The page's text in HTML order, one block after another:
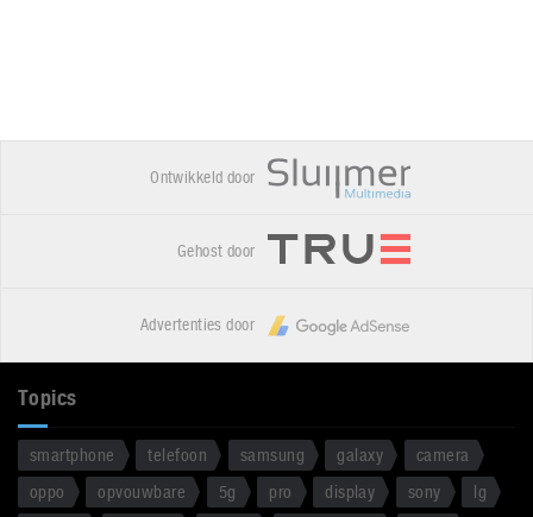
Ontwikkeld door
Gehost door
Advertenties door
Topics
smartphone telefoon samsung galaxy
camera
oppo
opvouwbare 5g pro display sony
lg